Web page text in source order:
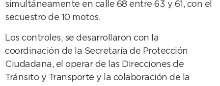
simultáneamente en calle 68 entre 63 y 61, con el
secuestro de 10 motos.
Los controles, se desarrollaron con la
coordinación de la Secretaría de Protección
Ciudadana, el operar de las Direcciones de
Tránsito y Transporte y la colaboración de la